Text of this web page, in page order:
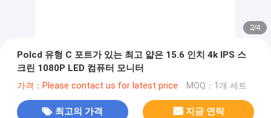
2/4
Polcd 유형 C 포트가 있는 최고 얇은 15.6 인치 4k IPS 스
크린 1080P LED 컴퓨터 모니터
가격：Please contact us for latest price MOQ：1개 세트
최고의 가격 지금 연락